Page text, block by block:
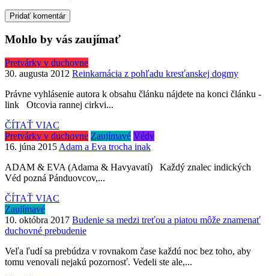
Mohlo by vás zaujímať
Pretvárky v duchovne
30. augusta 2012 Reinkarnácia z pohľadu kresťanskej dogmy
Právne vyhlásenie autora k obsahu článku nájdete na konci článku -
link Otcovia rannej cirkvi...
ČÍTAŤ VIAC
Pretvárky v duchovne Zaujímavé Védy
16. júna 2015 Adam a Eva trocha inak
ADAM & EVA (Adama & Havyavatí) Každý znalec indických
Véd pozná Pánduovcov,...
ČÍTAŤ VIAC
Zaujímavé
10. októbra 2017 Budenie sa medzi treťou a piatou môže znamenať
duchovné prebudenie
Veľa ľudí sa prebúdza v rovnakom čase každú noc bez toho, aby
tomu venovali nejakú pozornosť. Vedeli ste ale,...